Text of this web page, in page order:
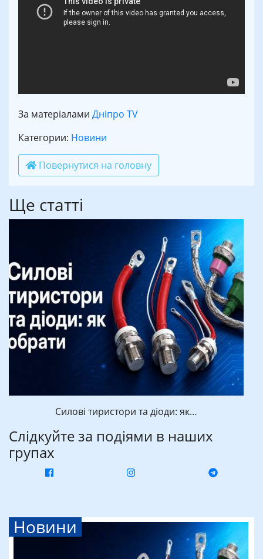
За матеріалами Дніпро TV
Категории: Новини
Повернутися на головну
Ще статті
Силові тиристори та діоди: як…
Слідкуйте за подіями в наших
групах
Новини